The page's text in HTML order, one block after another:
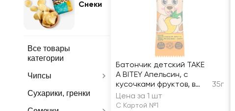
Снеки
Все товары
категории
Чипсы
Сухарики, гренки
Батончик детский TAKE
A BITEY Апельсин, с
кусочками фруктов, в
шоколаде
35г
Цена за 1 шт
С Картой №1